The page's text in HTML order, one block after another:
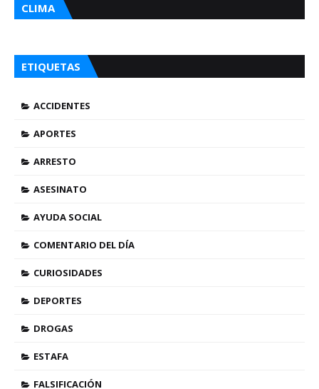
CLIMA
ETIQUETAS
ACCIDENTES
APORTES
ARRESTO
ASESINATO
AYUDA SOCIAL
COMENTARIO DEL DÍA
CURIOSIDADES
DEPORTES
DROGAS
ESTAFA
FALSIFICACIÓN